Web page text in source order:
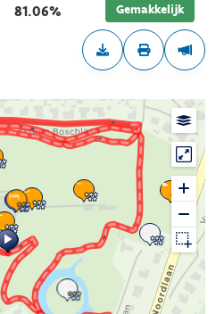
81.06% Gemakkelijk